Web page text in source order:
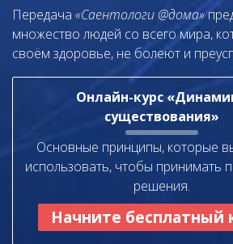
Передача «Саентологи @дома»
множество людей со всего мира,
своём здоровье, не болеют и
Онлайн-курс
существования»
Основные принципы, которые
использовать, чтобы принимать
решения.
Начните бесплатный